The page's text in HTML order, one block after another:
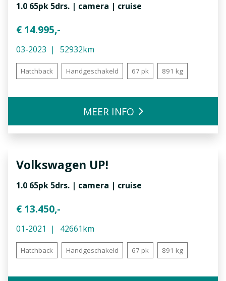
1.0 65pk 5drs. | camera | cruise
€ 14.995,-
03-2023 52932km
Hatchback Handgeschakeld 67 pk 891 kg
MEER INFO
Volkswagen UP!
1.0 65pk 5drs. | camera | cruise
€ 13.450,-
01-2021 42661km
Hatchback Handgeschakeld 67 pk 891 kg